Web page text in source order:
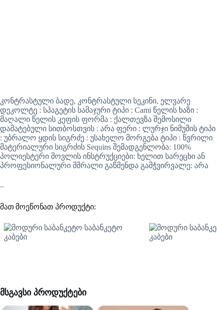
კონტრასტული ბადე, კონტრასტული სეკინი, ელვარე
დეკოლტე : სპაგეტის სამაჯური ტიპი : Cami წელის ხაზი :
მაღალი წელის კეფის ფორმა : ქალთევზა შემოსილი
დამატებული სითბოსთვის : არა ფერი : ლურჯი ნიმუშის ტიპი
: უბრალო ყდის სიგრძე : უსახელო მორგება ტიპი : წვრილი
მატერიალური სიგრძის Sequins შემადგენლობა: 100%
პოლიესტერი მოვლის ინსტრუქციები: ხელით სარეცხი ან
პროფესიონალური მშრალი გაწმენდა გამჭვირვალე: არა
–
მათ მოეწონათ პროდუქტი:
მსგავსი პროდუქტები